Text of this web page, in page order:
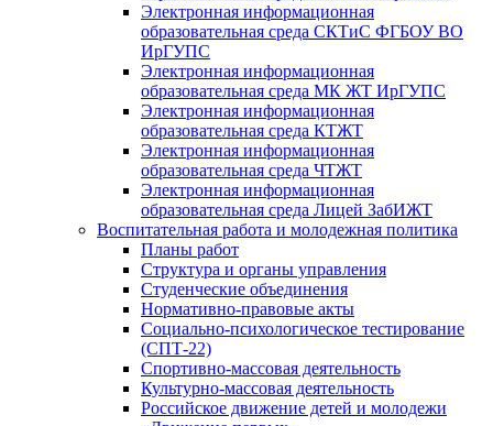
Электронная информационная
образовательная среда СКТиС ФГБОУ ВО
ИрГУПС
Электронная информационная
образовательная среда МК ЖТ ИрГУПС
Электронная информационная
образовательная среда КТЖТ
Электронная информационная
образовательная среда ЧТЖТ
Электронная информационная
образовательная среда Лицей ЗабИЖТ
Воспитательная работа и молодежная политика
Планы работ
Структура и органы управления
Студенческие объединения
Нормативно-правовые акты
Социально-психологическое тестирование
(СПТ-22)
Спортивно-массовая деятельность
Культурно-массовая деятельность
Российское движение детей и молодежи